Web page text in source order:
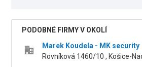
PODOBNÉ FIRMY V OKOLÍ
Marek Koudela - MK security
Rovníková 1460/10 , Košice-